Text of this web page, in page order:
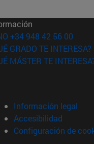
+34 948 42 56 00
GRADO TE INTERESA?
MÁSTER TE
Información legal
Accesibilidad
Configuración de